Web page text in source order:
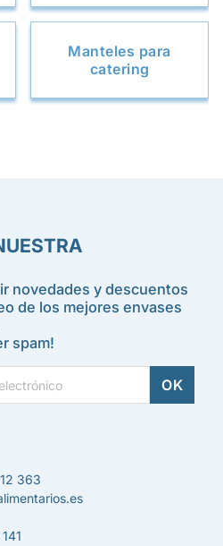
Manteles para
catering
novedades y descuentos
de los mejores envases
spam!
363